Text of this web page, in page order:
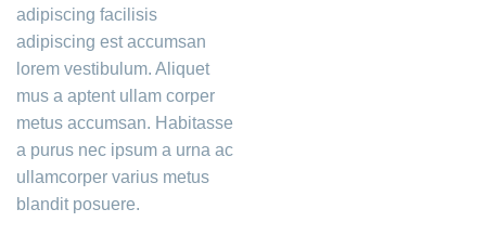
adipiscing facilisis
adipiscing est accumsan
lorem vestibulum. Aliquet
mus a aptent ullam corper
metus accumsan. Habitasse
a purus nec ipsum a urna ac
ullamcorper varius metus
blandit posuere.